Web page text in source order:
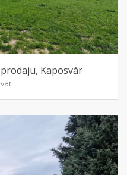
Kaposvár